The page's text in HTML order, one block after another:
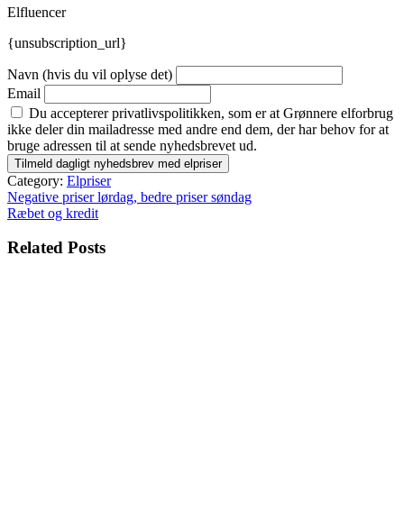
Elfluencer
{unsubscription_url}
Navn (hvis du vil oplyse det)
Email
Du accepterer privatlivspolitikken, som er at Grønnere elforbrug
ikke deler din mailadresse med andre end dem, der har behov for at
bruge adressen til at sende nyhedsbrevet ud.
Category: Elpriser
Indlægsnavigation
Negative priser lørdag, bedre priser søndag
Ræbet og kredit
Related Posts